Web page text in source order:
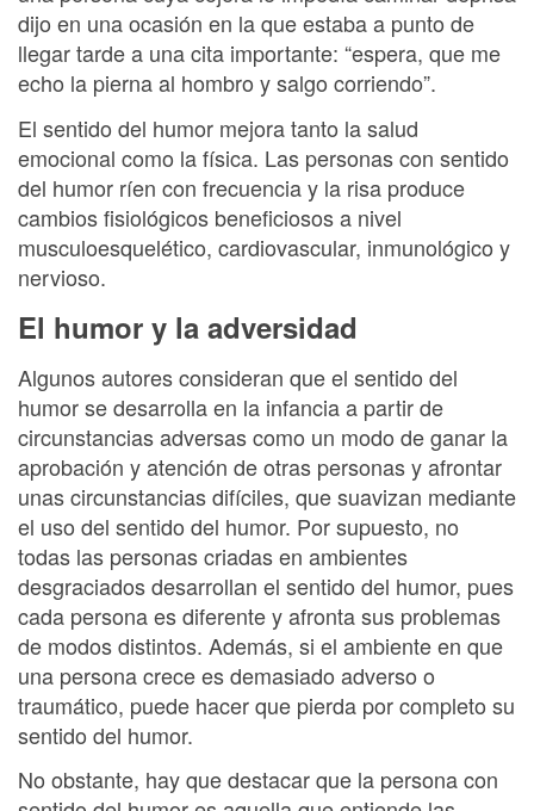
dijo en una ocasión en la que estaba a punto de
llegar tarde a una cita importante: “espera, que me
echo la pierna al hombro y salgo corriendo”.
El sentido del humor mejora tanto la salud
emocional como la física. Las personas con sentido
del humor ríen con frecuencia y la risa produce
cambios fisiológicos beneficiosos a nivel
musculoesquelético, cardiovascular, inmunológico y
nervioso.
El humor y la adversidad
Algunos autores consideran que el sentido del
humor se desarrolla en la infancia a partir de
circunstancias adversas como un modo de ganar la
aprobación y atención de otras personas y afrontar
unas circunstancias difíciles, que suavizan mediante
el uso del sentido del humor. Por supuesto, no
todas las personas criadas en ambientes
desgraciados desarrollan el sentido del humor, pues
cada persona es diferente y afronta sus problemas
de modos distintos. Además, si el ambiente en que
una persona crece es demasiado adverso o
traumático, puede hacer que pierda por completo su
sentido del humor.
No obstante, hay que destacar que la persona con